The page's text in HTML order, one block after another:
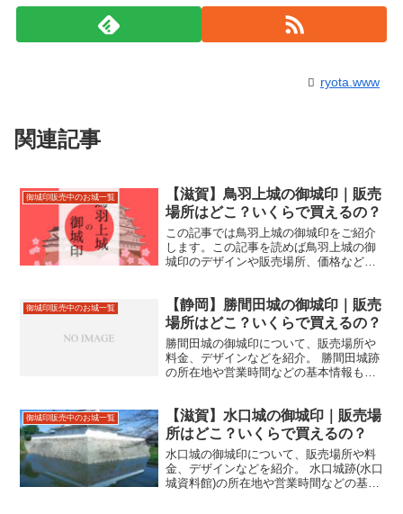
ryota.www
関連記事
御城印販売中のお城一覧
【滋賀】鳥羽上城の御城印｜販売
場所はどこ？いくらで買えるの？
この記事では鳥羽上城の御城印をご紹介
します。この記事を読めば鳥羽上城の御
城印のデザインや販売場所、価格などが
城の際にお役立てください。
御城印販売中のお城一覧
【静岡】勝間田城の御城印｜販売
場所はどこ？いくらで買えるの？
勝間田城の御城印について、販売場所や
料金、デザインなどを紹介。 勝間田城跡
の所在地や営業時間などの基本情報も合
御城印販売中のお城一覧
【滋賀】水口城の御城印｜販売場
所はどこ？いくらで買えるの？
水口城の御城印について、販売場所や料
金、デザインなどを紹介。 水口城跡(水口
城資料館)の所在地や営業時間などの基本